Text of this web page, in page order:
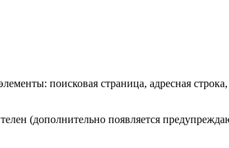
поисковая страница, адресная
(дополнительно появляется